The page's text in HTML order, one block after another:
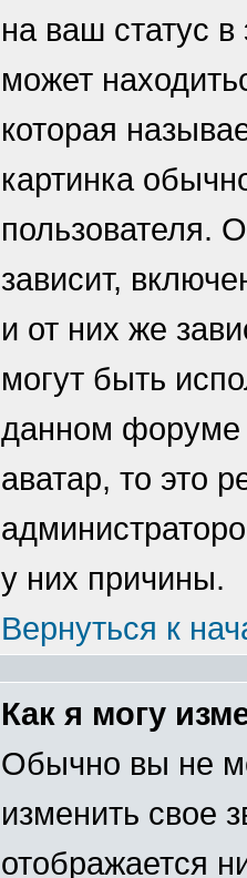
на ваш статус
может
которая
картинка
пользователя.
зависит,
и от них же
могут быть
данном форуме
аватар, то это
у них причины.
Вернуться к
Как я могу
Обычно вы не
изменить свое
отображается